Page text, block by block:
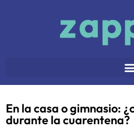
En la casa o gimnasio:
durante la cuarentena?